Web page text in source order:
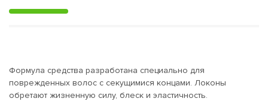
Формула средства разработана специально для
поврежденных волос с секущимися концами. Локоны
обретают жизненную силу, блеск и эластичность.